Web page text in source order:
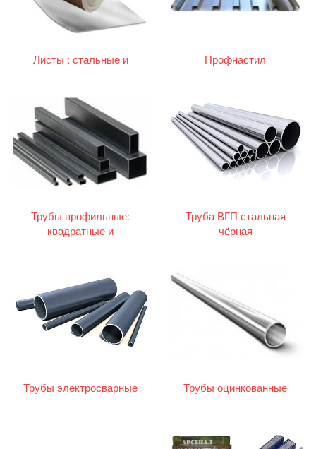
Листы : стальные и
Профнастил
Трубы профильные:
квадратные и
Труба ВГП стальная
чёрная
Трубы электросварные Трубы оцинкованные